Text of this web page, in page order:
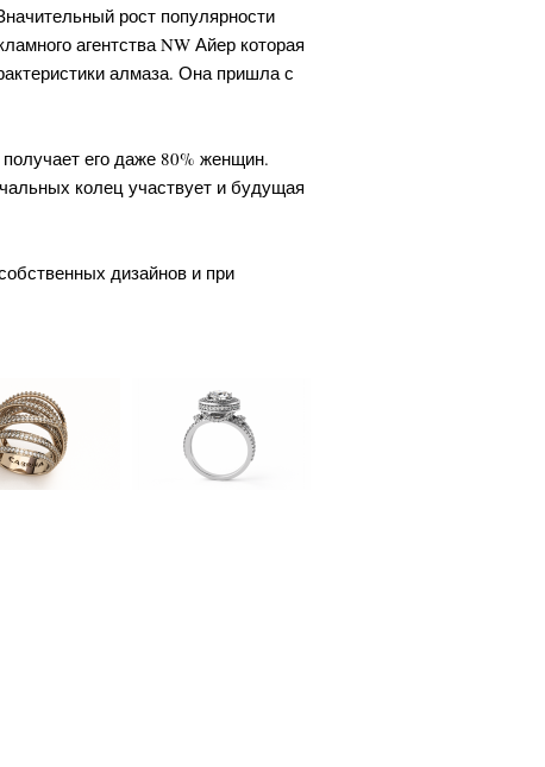
рост популярности
агентства NW Айер которая
алмаза. Она пришла с
его даже 80% женщин.
колец участвует и будущая
дизайнов и при